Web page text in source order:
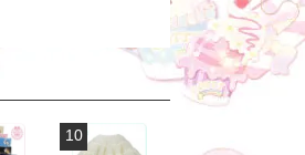
10